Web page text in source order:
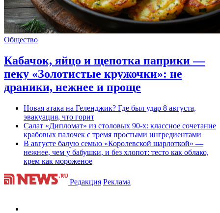
Общество
Кабачок, яйцо и щепотка паприки —
пеку «Золотистые кружочки»: не
драники, нежнее и проще
Новая атака на Геленджик? Где был удар 8 августа,
эвакуация, что горит
Салат «Дипломат» из столовых 90-х: классное сочетание
крабовых палочек с тремя простыми ингредиентами
В августе балую семью «Королевской шарлоткой» —
нежнее, чем у бабушки, и без хлопот: тесто как облако,
крем как мороженое
Редакция Реклама